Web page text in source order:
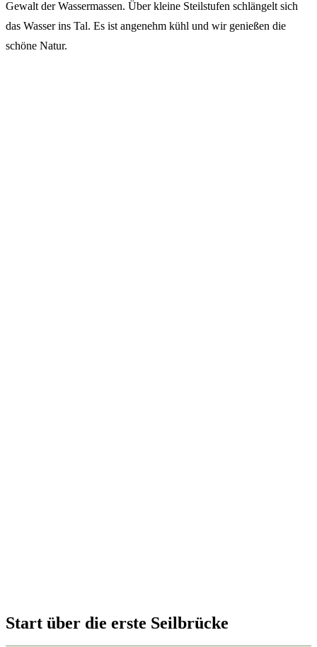
Gewalt der Wassermassen. Über kleine Steilstufen schlängelt sich
das Wasser ins Tal. Es ist angenehm kühl und wir genießen die
schöne Natur.
Start über die erste Seilbrücke